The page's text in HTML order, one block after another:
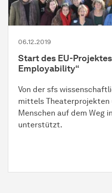
06.12.2019
Start des EU-
Employability“
Von der sfs
mittels Theaterprojekten
Menschen auf dem Weg
unterstützt.